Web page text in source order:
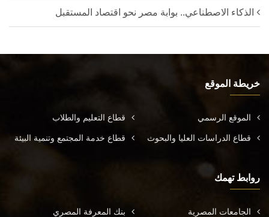
الذكاء الاصطناعي.. بوابة مصر نحو اقتصاد المستقبل
خريطة الموقع
الموقع الرسمي قطاع التعليم والطلاب
قطاع الدراسات العليا والبحوث قطاع خدمة المجتمع وتنمية البيئة
روابط تهمك
الجامعات المصرية بنك المعرفة المصري